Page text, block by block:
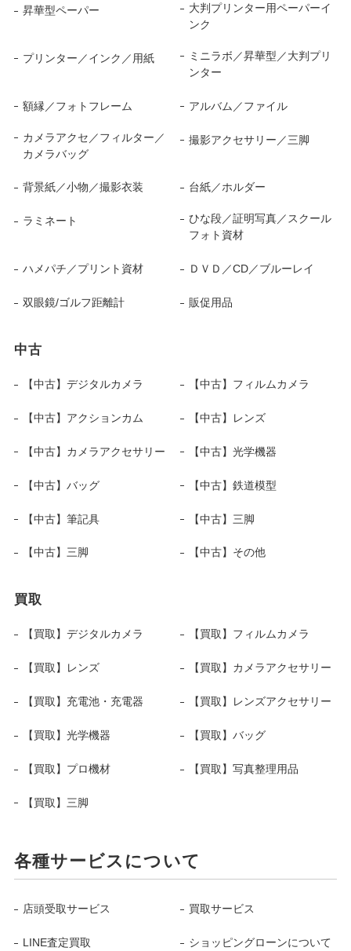
昇華型ペーパー
大判プリンター用ペーパーイ
ンク
プリンター／インク／用紙
ミニラボ／昇華型／大判プリ
ンター
額縁／フォトフレーム アルバム／ファイル
カメラアクセ／フィルター／
カメラバッグ
撮影アクセサリー／三脚
背景紙／小物／撮影衣装 台紙／ホルダー
ラミネート
ひな段／証明写真／スクール
フォト資材
ハメパチ／プリント資材 ＤＶＤ／CD／ブルーレイ
双眼鏡/ゴルフ距離計 販促用品
中古
【中古】デジタルカメラ 【中古】フィルムカメラ
【中古】アクションカム 【中古】レンズ
【中古】カメラアクセサリー 【中古】光学機器
【中古】バッグ 【中古】鉄道模型
【中古】筆記具 【中古】三脚
【中古】三脚 【中古】その他
買取
【買取】デジタルカメラ 【買取】フィルムカメラ
【買取】レンズ 【買取】カメラアクセサリー
【買取】充電池・充電器 【買取】レンズアクセサリー
【買取】光学機器 【買取】バッグ
【買取】プロ機材 【買取】写真整理用品
【買取】三脚
各種サービスについて
店頭受取サービス 買取サービス
LINE査定買取 ショッピングローンについて